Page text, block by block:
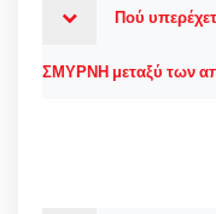
Πού
ΣΜΥΡΝΗ μεταξύ των